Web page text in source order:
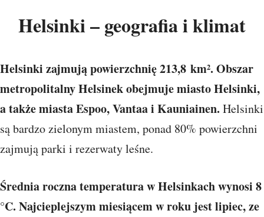
Helsinki – geografia i klimat
Helsinki zajmują powierzchnię 213,8 km². Obszar
metropolitalny Helsinek obejmuje miasto Helsinki,
a także miasta Espoo, Vantaa i Kauniainen. Helsinki
są bardzo zielonym miastem, ponad 80% powierzchni
zajmują parki i rezerwaty leśne.
Średnia roczna temperatura w Helsinkach wynosi 8
°C. Najcieplejszym miesiącem w roku jest lipiec, ze